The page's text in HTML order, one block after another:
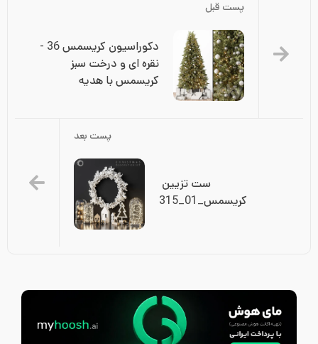
پست قبل
کریسمس با هدیه
پست بعد
کریسمس_01_315